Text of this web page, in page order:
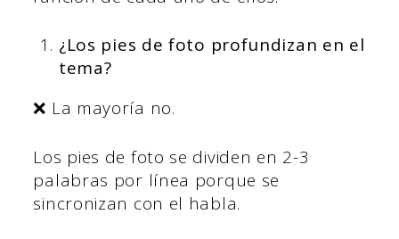
¿Los pies de foto profundizan en el
tema?
❌ La mayoría no.
Los pies de foto se dividen en 2-3
palabras por línea porque se
sincronizan con el habla.